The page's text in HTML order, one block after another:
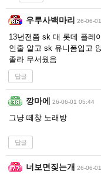
우루사백마리 26-06-
13년전쯤 sk 대 롯데 플레
인줄 알고 sk 유니폼입고
졸라 무서웠음
답글
깡마에 26-06-01 05:44
그냥 떼창 노래방
답글
너보면짖는개 26-06-